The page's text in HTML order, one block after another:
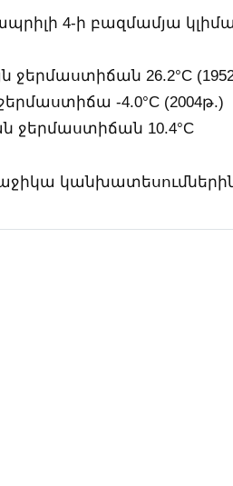
4-ի բազմամյա
ջերմաստիճան 26.2°C
-4.0°C (2004թ.)
ջերմաստիճան 10.4°C